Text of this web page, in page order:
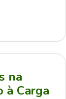
na
à Carga